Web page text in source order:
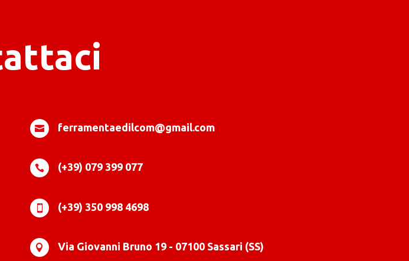
 ferramentaedilcom@gmail.com
 (+39) 079 399 077
 (+39) 350 998 4698
 Via Giovanni Bruno 19 - 07100 Sassari (SS)